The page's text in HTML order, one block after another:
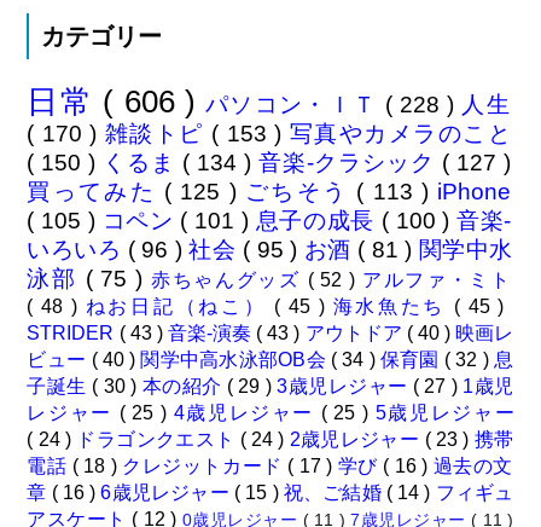
カテゴリー
日常 ( 606 )パソコン・ＩＴ ( 228 ) 人生
( 170 ) 雑談トピ ( 153 ) 写真やカメラのこと
( 150 ) くるま ( 134 ) 音楽-クラシック ( 127 )
買ってみた ( 125 ) ごちそう ( 113 ) iPhone
( 105 ) コペン ( 101 ) 息子の成長 ( 100 )音楽-
いろいろ ( 96 )社会 ( 95 ) お酒 ( 81 ) 関学中水
泳部 ( 75 ) 赤ちゃんグッズ ( 52 ) アルファ・ミト
( 48 ) ねお日記（ねこ） ( 45 ) 海水魚たち ( 45 )
STRIDER ( 43 ) 音楽-演奏 ( 43 ) アウトドア ( 40 ) 映画レ
ビュー ( 40 ) 関学中高水泳部OB会 ( 34 ) 保育園 ( 32 ) 息
子誕生 ( 30 ) 本の紹介 ( 29 )3歳児レジャー ( 27 ) 1歳児
レジャー ( 25 ) 4歳児レジャー ( 25 ) 5歳児レジャー
( 24 ) ドラゴンクエスト ( 24 ) 2歳児レジャー ( 23 ) 携帯
電話 ( 18 ) クレジットカード ( 17 ) 学び ( 16 ) 過去の文
章 ( 16 )6歳児レジャー ( 15 ) 祝、ご結婚 ( 14 ) フィギュ
アスケート ( 12 ) 0歳児レジャー ( 11 )7歳児レジャー( 11 )